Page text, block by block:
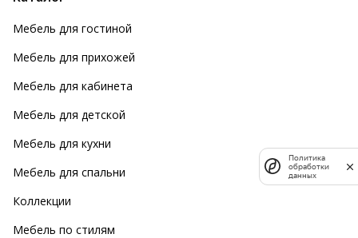
Мебель для гостиной
Мебель для прихожей
Мебель для кабинета
Мебель для детской
Мебель для кухни
Мебель для спальни
Коллекции
Мебель по стилям
Политика
обработки
данных